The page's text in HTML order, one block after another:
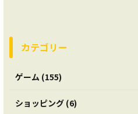
カテゴリー
ゲーム (155)
ショッピング (6)